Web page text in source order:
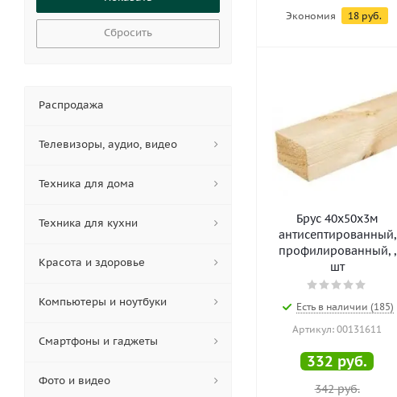
Экономия 18 руб.
Брус 40х50х3м
антисептированный,
профилированный, ,
шт
Есть в наличии (185)
Артикул: 00131611
332 руб.
342руб.
Сбросить
Распродажа
Телевизоры, аудио, видео
Техника для дома
Техника для кухни
Красота и здоровье
Компьютеры и ноутбуки
Смартфоны и гаджеты
Фото и видео